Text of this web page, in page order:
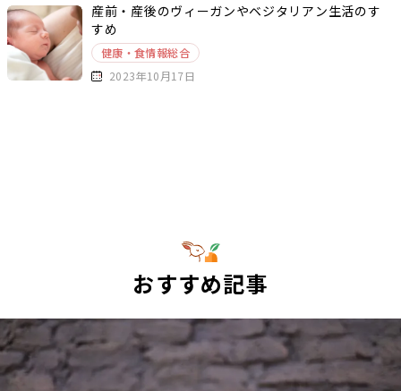
産前・産後のヴィーガンやベジタリアン生活のす
すめ
健康・食情報総合
2023年10月17日
おすすめ記事